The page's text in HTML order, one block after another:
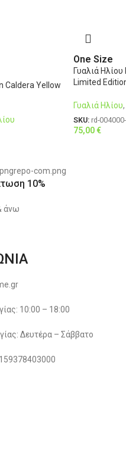
Caldera Yellow
One Size
Γυαλιά
Limited
Γυαλιά Ηλίου,
SKU: rd-
75,00€
10%
άνω
10:00 – 18:00
Δευτέρα – Σάββατο